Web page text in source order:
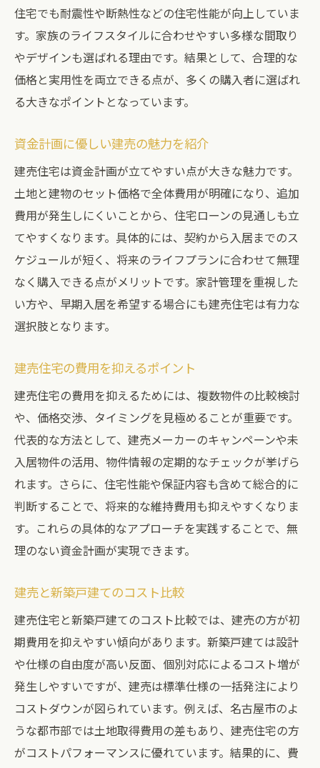
住宅でも耐震性や断熱性などの住宅性能が向上していま
す。家族のライフスタイルに合わせやすい多様な間取り
やデザインも選ばれる理由です。結果として、合理的な
価格と実用性を両立できる点が、多くの購入者に選ばれ
る大きなポイントとなっています。
資金計画に優しい建売の魅力を紹介
建売住宅は資金計画が立てやすい点が大きな魅力です。
土地と建物のセット価格で全体費用が明確になり、追加
費用が発生しにくいことから、住宅ローンの見通しも立
てやすくなります。具体的には、契約から入居までのス
ケジュールが短く、将来のライフプランに合わせて無理
なく購入できる点がメリットです。家計管理を重視した
い方や、早期入居を希望する場合にも建売住宅は有力な
選択肢となります。
建売住宅の費用を抑えるポイント
建売住宅の費用を抑えるためには、複数物件の比較検討
や、価格交渉、タイミングを見極めることが重要です。
代表的な方法として、建売メーカーのキャンペーンや未
入居物件の活用、物件情報の定期的なチェックが挙げら
れます。さらに、住宅性能や保証内容も含めて総合的に
判断することで、将来的な維持費用も抑えやすくなりま
す。これらの具体的なアプローチを実践することで、無
理のない資金計画が実現できます。
建売と新築戸建てのコスト比較
建売住宅と新築戸建てのコスト比較では、建売の方が初
期費用を抑えやすい傾向があります。新築戸建ては設計
や仕様の自由度が高い反面、個別対応によるコスト増が
発生しやすいですが、建売は標準仕様の一括発注により
コストダウンが図られています。例えば、名古屋市のよ
うな都市部では土地取得費用の差もあり、建売住宅の方
がコストパフォーマンスに優れています。結果的に、費